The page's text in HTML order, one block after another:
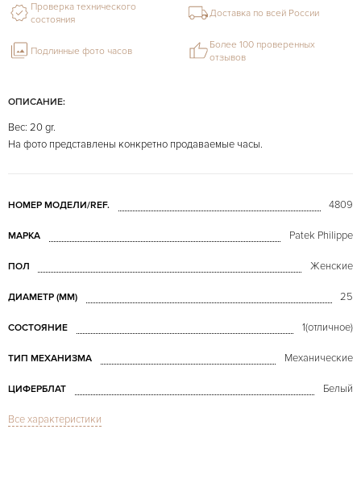
ОПИСАНИЕ:
Вес: 20 gr.
На фото представлены конкретно продаваемые часы.
НОМЕР МОДЕЛИ/REF. 4809
МАРКА Patek Philippe
ПОЛ Женские
ДИАМЕТР (MM) 25
СОСТОЯНИЕ 1(отличное)
ТИП МЕХАНИЗМА Механические
ЦИФЕРБЛАТ Белый
СТЕКЛО
Все характеристики
Проверка технического
состояния
Доставка по всей России
Подлинные фото часов
Более 100 проверенных
отзывов